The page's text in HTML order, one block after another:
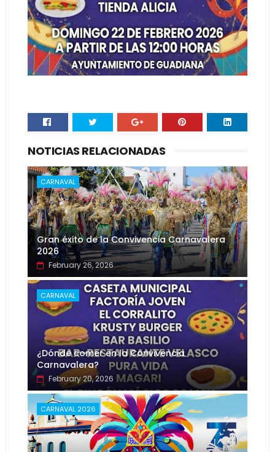
NOTICIAS RELACIONADAS
CARNAVAL
Gran éxito de la Convivencia Carnavalera
2026
February 26, 2026
CARNAVAL
¿Dónde comer en la Convivencia
Carnavalera?
February 20, 2026
CARNAVAL 2026